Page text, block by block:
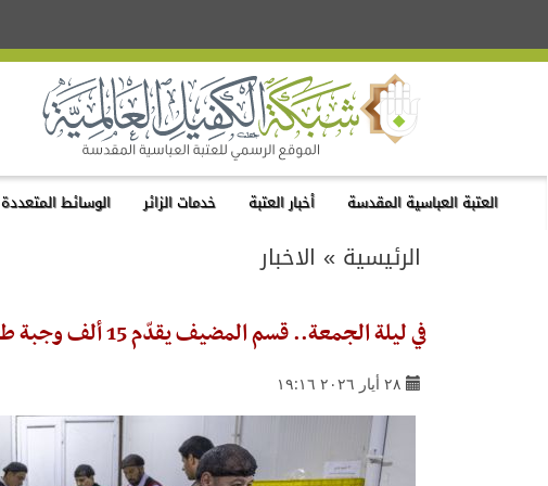
العتبة العباسية المقدسة أخبار العتبة خدمات الزائر الوسائط المتعددة
الرئيسية » الاخبار
في ليلة الجمعة.. قسم المضيف يقدّم 15 ألف وجبة طعامٍ لزائري مرقد أبي الفضل العباس (عليه السلام)
٢٨ أيار ٢٠٢٦ ١٩:١٦